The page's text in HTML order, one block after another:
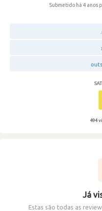
Submetido há 4 anos
494
Já
Estas são todas as